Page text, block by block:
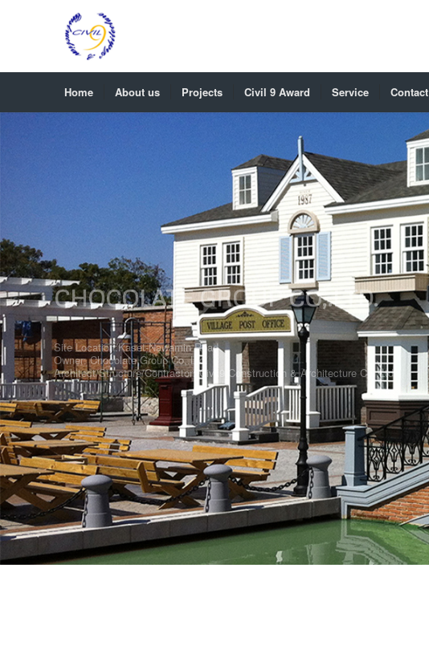
Home About us Projects Civil 9 Award Service Contact
CHOCOLATE GROUP CO,.LTD.
Site Location:Kaset-Nawamin Road
Owner: Chocolate Group Co,.Ltd.
Architect/Structure/Contractor: Civil9 Construction & Architecture Co.,Ltd.